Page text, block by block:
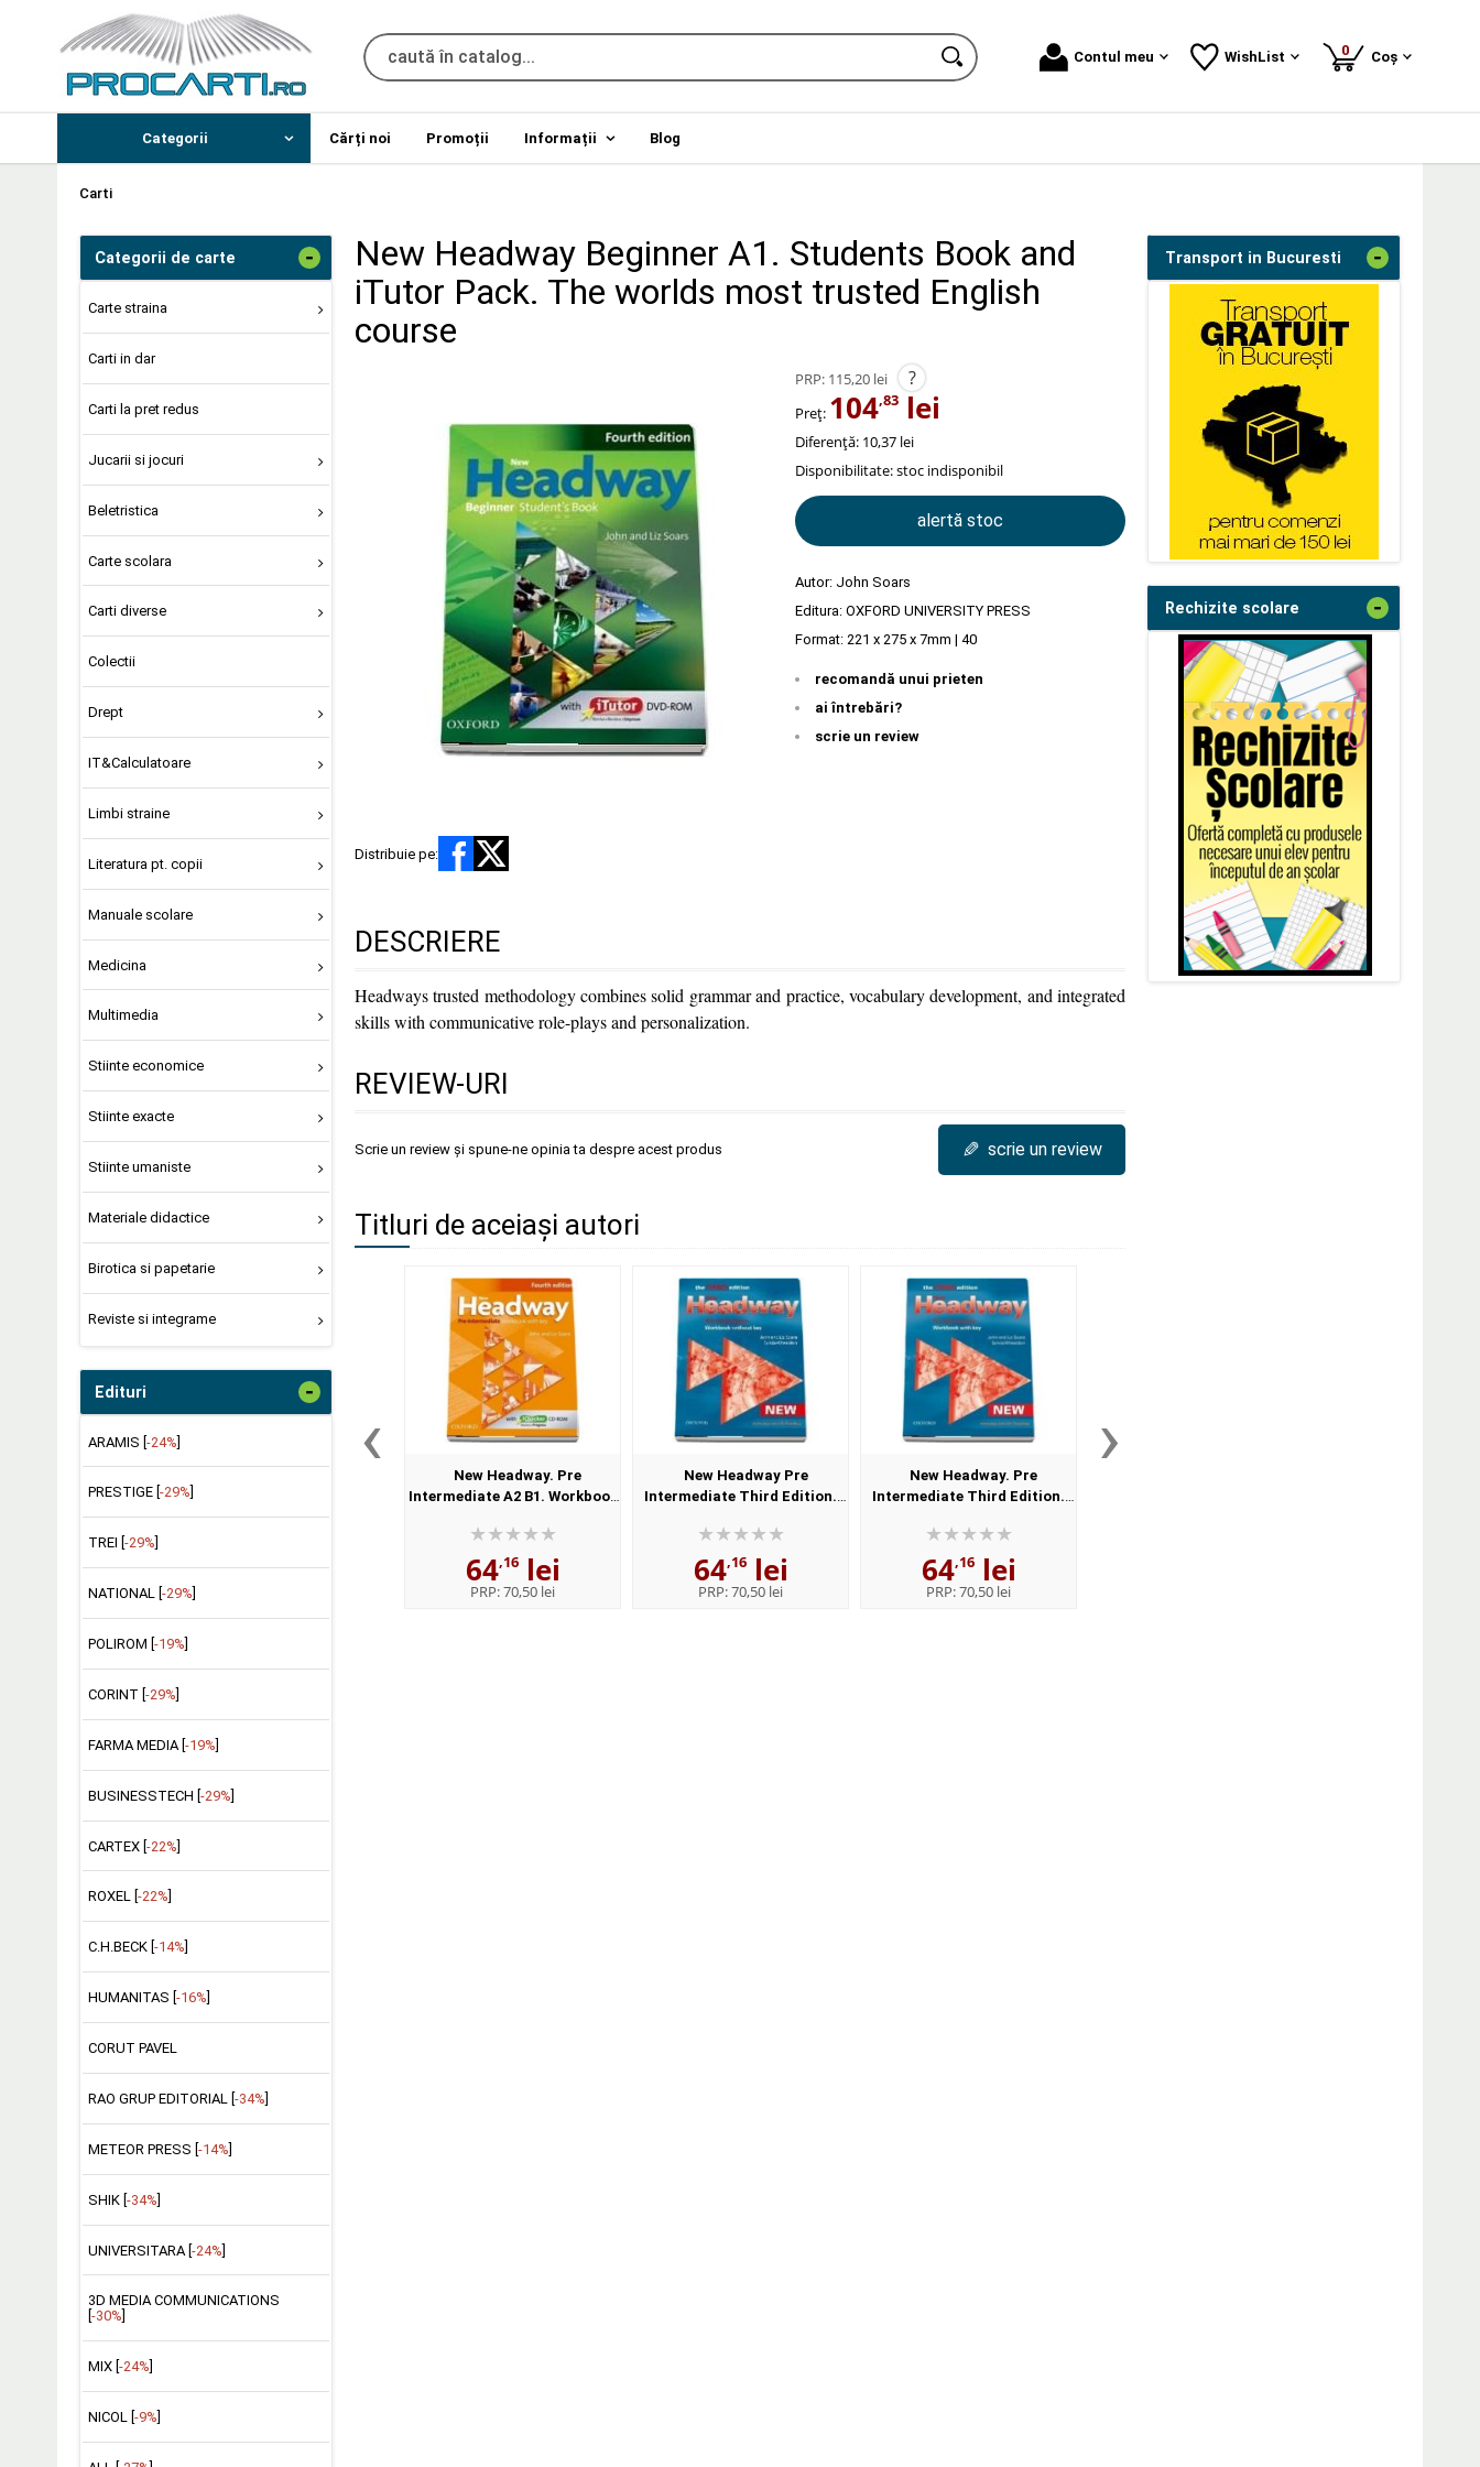
Contul meu WishList 0produse
Coș
Categorii Cărți noi Promoții Informații Blog
Carti
Categorii de carte -
Carte straina
Carti in dar
Carti la pret redus
Jucarii si jocuri
Beletristica
Carte scolara
Carti diverse
Colectii
Drept
IT&Calculatoare
Limbi straine
Literatura pt. copii
Manuale scolare
Medicina
Multimedia
Stiinte economice
Stiinte exacte
Stiinte umaniste
Materiale didactice
Birotica si papetarie
Reviste si integrame
Edituri -
ARAMIS [-24%]
PRESTIGE [ -29%
TREI [ -29%
NATIONAL [ -29%
POLIROM [ -19%
CORINT [ -29%
FARMA MEDIA [ -19%
BUSINESSTECH [-29%]
CARTEX [-22%]
ROXEL [ -22%
C.H.BECK [ -14%
HUMANITAS [ -16%
CORUT PAVEL
RAO GRUP EDITORIAL [ -34%
METEOR PRESS [ -14%
SHIK [-34%]
UNIVERSITARA [-24%]
3D MEDIA COMMUNICATIONS
-30%
MIX [ -24%
NICOL [ -9%
New Headway Beginner A1. Students Book and
iTutor Pack. The worlds most trusted English
course
PRP: 115,20 lei ?
Preț: 104,83 lei
Diferență: 10,37 lei
Disponibilitate:stoc indisponibil
alertă stoc
Autor: John Soars
Editura: OXFORD UNIVERSITY PRESS
Format: 221 x 275 x 7mm | 40
recomandă unui prieten
ai întrebări?
scrie un review
Distribuie pe:
DESCRIERE
Headways trusted methodology combines solid grammar and practice, vocabulary development, and integrated
skills with communicative role-plays and personalization.
REVIEW-URI
Scrie un review și spune-ne opinia ta despre acest produs ✎ scrie un review
Titluri de aceiași autori
‹
New Headway. Pre
Intermediate A2 B1. Workbook
worlds most trusted English
course
64,16lei
PRP:70,50 lei
New Headway Pre
Intermediate Third Edition.
64,16lei
PRP:70,50 lei
New Headway. Pre
Intermediate Third Edition.
64,16lei
PRP:70,50 lei
›
Transport in Bucuresti -
Rechizite scolare -